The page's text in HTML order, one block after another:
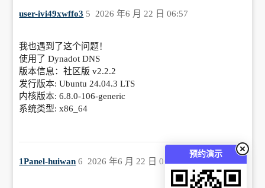
预约演示
user-ivi49xwffo3 2026 年6 月 22 日 06:57
5
我也遇到了这个问题！
使用了 Dynadot DNS
版本信息：社区版 v2.2.2
发行版本: Ubuntu 24.04.3 LTS
内核版本: 6.8.0-106-generic
系统类型: x86_64
1Panel-huiwan 2026 年6 月 22 日 06:57
6